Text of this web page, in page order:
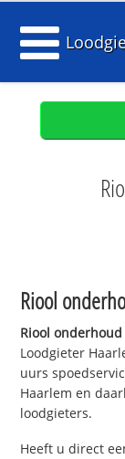
Riool
Riool onderhoud
Loodgieter
uurs
Haarlem en
loodgieters.
Heeft u direct